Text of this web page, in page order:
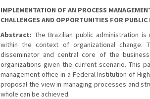
IMPLEMENTATION OF AN PROCESS
CHALLENGES AND OPPORTUNITIES FOR PUBLIC
Abstract: The Brazilian public administration
within the context of organizational change.
disseminator and central core of the
organizations given the current scenario. This
management office in a Federal Institution of
proposal the view in managing processes and
whole can be achieved.